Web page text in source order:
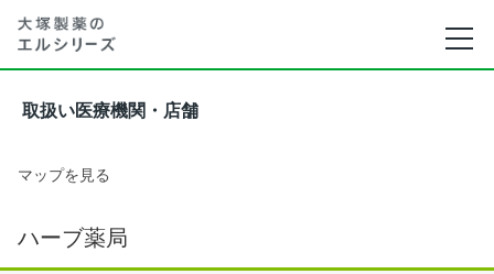
取扱い医療機関・店舗
マップを見る
ハーブ薬局